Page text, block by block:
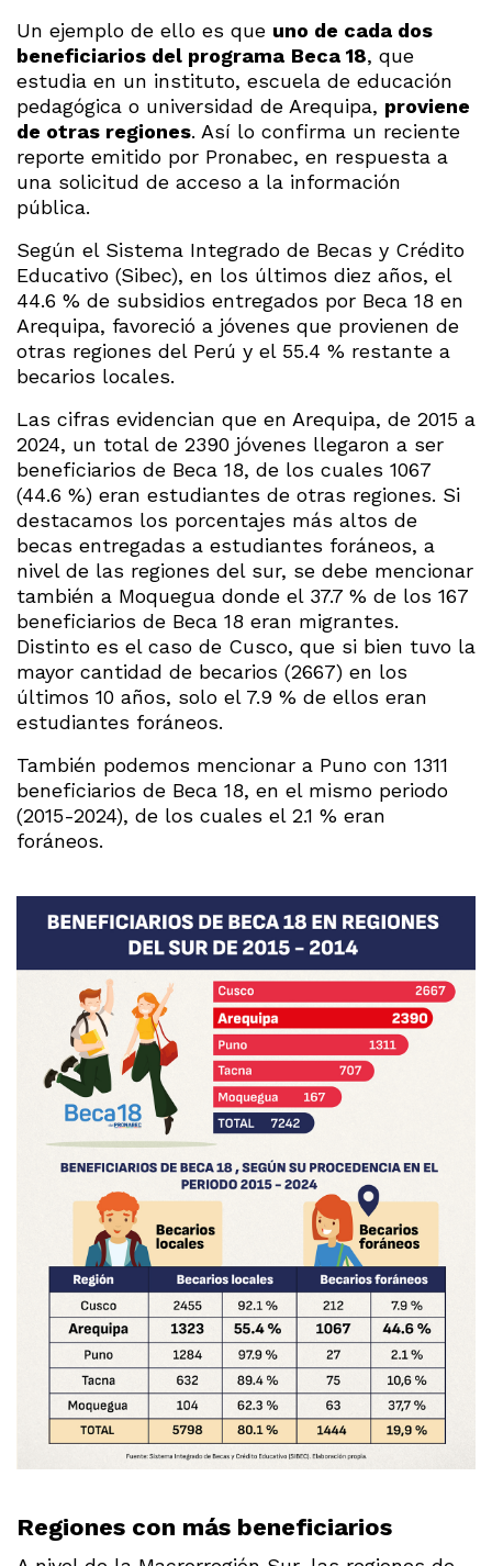
Un ejemplo de ello es que uno de cada dos
beneficiarios del programa Beca 18, que
estudia en un instituto, escuela de educación
pedagógica o universidad de Arequipa, proviene
de otras regiones. Así lo confirma un reciente
reporte emitido por Pronabec, en respuesta a
una solicitud de acceso a la información
pública.
Según el Sistema Integrado de Becas y Crédito
Educativo (Sibec), en los últimos diez años, el
44.6 % de subsidios entregados por Beca 18 en
Arequipa, favoreció a jóvenes que provienen de
otras regiones del Perú y el 55.4 % restante a
becarios locales.
Las cifras evidencian que en Arequipa, de 2015 a
2024, un total de 2390 jóvenes llegaron a ser
beneficiarios de Beca 18, de los cuales 1067
(44.6 %) eran estudiantes de otras regiones. Si
destacamos los porcentajes más altos de
becas entregadas a estudiantes foráneos, a
nivel de las regiones del sur, se debe mencionar
también a Moquegua donde el 37.7 % de los 167
beneficiarios de Beca 18 eran migrantes.
Distinto es el caso de Cusco, que si bien tuvo la
mayor cantidad de becarios (2667) en los
últimos 10 años, solo el 7.9 % de ellos eran
estudiantes foráneos.
También podemos mencionar a Puno con 1311
beneficiarios de Beca 18, en el mismo periodo
(2015-2024), de los cuales el 2.1 % eran
foráneos.
Regiones con más beneficiarios